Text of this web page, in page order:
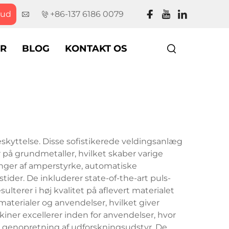
+86-137 6186 0079
BLOG KONTAKT OS
Disse sofistikerede veldingsanlæg
grundmetaller, hvilket skaber varige
af amperstyrke, automatiske
De inkluderer state-of-the-art puls-
i høj kvalitet på aflevert materialet
og anvendelser, hvilket giver
excellerer inden for anvendelser, hvor